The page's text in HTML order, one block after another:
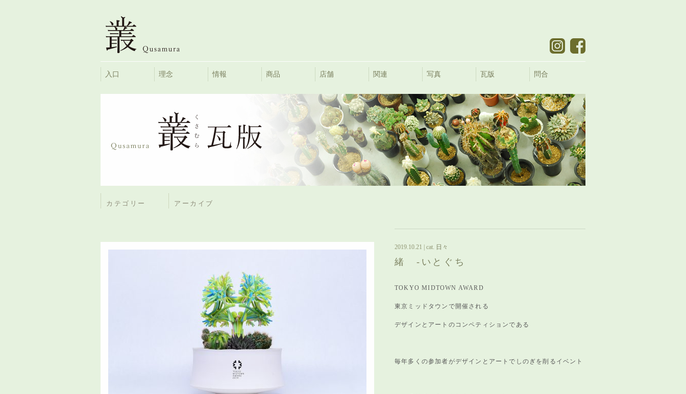
入口 理念 情報 商品 店舗 関連 写真 瓦版 問合
カテゴリー アーカイブ
2019.10.21 | cat. 日々
緒 -いとぐち
TOKYO MIDTOWN AWARD
東京ミッドタウンで開催される
デザインとアートのコンペティションである
毎年多くの参加者がデザインとアートでしのぎを削るイベント